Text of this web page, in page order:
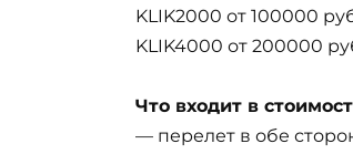
KLIK2000 от 100000
KLIK4000 от 200000
Что входит в
— перелет в обе